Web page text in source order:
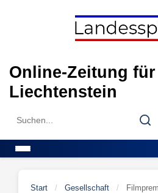
Online-Zeitung für
Liechtenstein
Search
Start / Gesellschaft /